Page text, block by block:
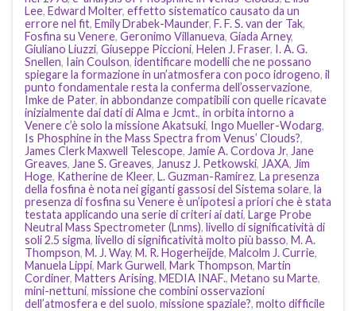
Lee, Edward Molter, effetto sistematico causato da un
errore nel fit, Emily Drabek-Maunder, F. F. S. van der Tak,
Fosfina su Venere, Geronimo Villanueva, Giada Arney,
Giuliano Liuzzi, Giuseppe Piccioni, Helen J. Fraser, I. A. G.
Snellen, Iain Coulson, identificare modelli che ne possano
spiegare la formazione in un’atmosfera con poco idrogeno, il
punto fondamentale resta la conferma dell’osservazione,
Imke de Pater, in abbondanze compatibili con quelle ricavate
inizialmente dai dati di Alma e Jcmt., in orbita intorno a
Venere c’è solo la missione Akatsuki, Ingo Mueller-Wodarg,
Is Phosphine in the Mass Spectra from Venus’ Clouds?,
James Clerk Maxwell Telescope, Jamie A. Cordova Jr, Jane
Greaves, Jane S. Greaves, Janusz J. Petkowski, JAXA, Jim
Hoge, Katherine de Kleer, L. Guzman-Ramirez, La presenza
della fosfina è nota nei giganti gassosi del Sistema solare, la
presenza di fosfina su Venere è un’ipotesi a priori che è stata
testata applicando una serie di criteri ai dati, Large Probe
Neutral Mass Spectrometer (Lnms), livello di significatività di
soli 2.5 sigma, livello di significatività molto più basso, M. A.
Thompson, M. J. Way, M. R. Hogerheijde, Malcolm J. Currie,
Manuela Lippi, Mark Gurwell, Mark Thompson, Martin
Cordiner, Matters Arising, MEDIA INAF., Metano su Marte,
mini-nettuni, missione che combini osservazioni
dell’atmosfera e del suolo, missione spaziale?, molto difficile